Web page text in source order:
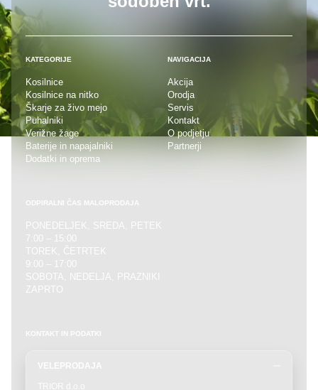
KATEGORIJE
Kosilnice
Kosilnice na nitko
Škarje za živo mejo
Puhalniki
Verižne žage
Baterije in napajalniki
Dodatki in oprema
NAVIGACIJA
Akcija
Orodja
Servis
Kontakt
O podjetju
Partnerji
ODPIRALNI ČAS MALOPRODAJA
PONEDELJEK, SREDA, PETEK
7:00 – 15:00
TOREK, ČETRTEK
9:00 – 17:00
SOBOTA, NEDELJA, PRAZNIKI
ZAPRTO
KONTAKT IN PODATKI
VELEPRODAJA
TRIOR d.o.o